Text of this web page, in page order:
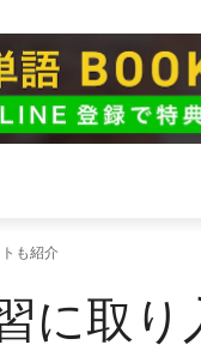
も紹介
に取り